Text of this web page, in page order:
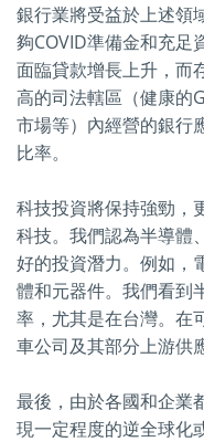
銀行業將受益於上述領
夠COVID準備金和充足
面臨貸款增長上升，而
高的司法轄區（健康的
市場等）內經營的銀行
比率。
科技投資將保持強勁，
科技。我們認為半導體
好的投資潛力。例如，
體和元器件。我們看到
率，尤其是在台灣。在
車公司及其部分上游供
最後，由於各國和企業
現一定程度的逆全球化